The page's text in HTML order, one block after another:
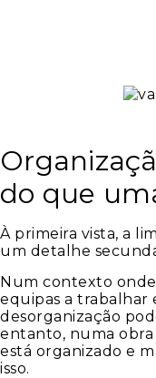
do que
À primeira vista, a
um detalhe
Num contexto onde
equipas a trabalhar
desorganização
entanto, numa obra
está organizado e
isso.